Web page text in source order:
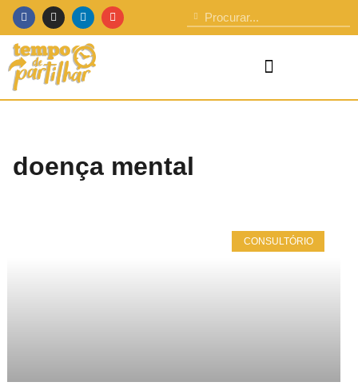
doença mental
CONSULTÓRIO